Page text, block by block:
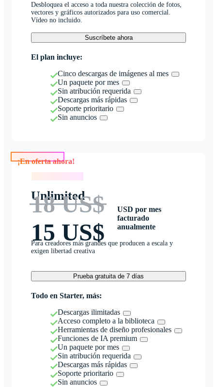
Desbloquea el acceso a toda nuestra colección de fotos,
vectores y gráficos autorizados para uso comercial.
Vídeo no incluido.
Suscríbete ahora
El plan incluye:
Cinco descargas de imágenes al mes
Un paquete por mes
Sin atribución requerida
Descargas más rápidas
Soporte prioritario
Sin anuncios
Unlimited
18 US$
15 US$
USD por mes
facturado
anualmente
Para creadores más grandes que producen a escala y
exigen libertad creativa
Prueba gratuita de 7 días
Todo en Starter, más:
Descargas ilimitadas
Acceso completo a la biblioteca
Herramientas de diseño profesionales
Funciones de IA premium
Un paquete por mes
Sin atribución requerida
Descargas más rápidas
Soporte prioritario
Sin anuncios